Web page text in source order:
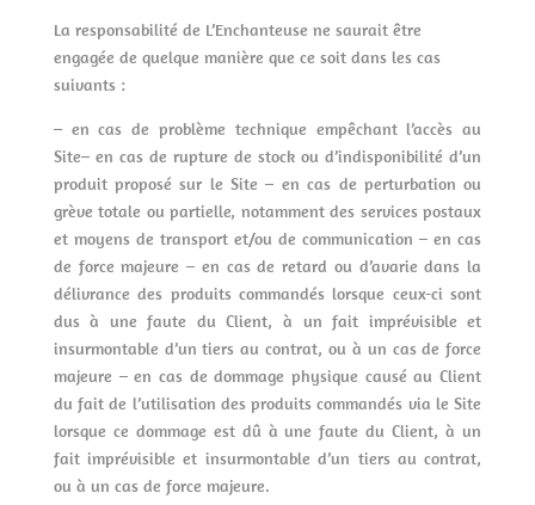
La responsabilité de L’Enchanteuse ne saurait être
engagée de quelque manière que ce soit dans les cas
suivants :
– en cas de problème technique empêchant l’accès au
Site– en cas de rupture de stock ou d’indisponibilité d’un
produit proposé sur le Site – en cas de perturbation ou
grève totale ou partielle, notamment des services postaux
et moyens de transport et/ou de communication – en cas
de force majeure – en cas de retard ou d’avarie dans la
délivrance des produits commandés lorsque ceux-ci sont
dus à une faute du Client, à un fait imprévisible et
insurmontable d’un tiers au contrat, ou à un cas de force
majeure – en cas de dommage physique causé au Client
du fait de l’utilisation des produits commandés via le Site
lorsque ce dommage est dû à une faute du Client, à un
fait imprévisible et insurmontable d’un tiers au contrat,
ou à un cas de force majeure.